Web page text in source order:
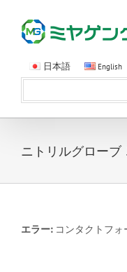
日本語 English
ニトリルグローブ
エラー:コンタクトフォ